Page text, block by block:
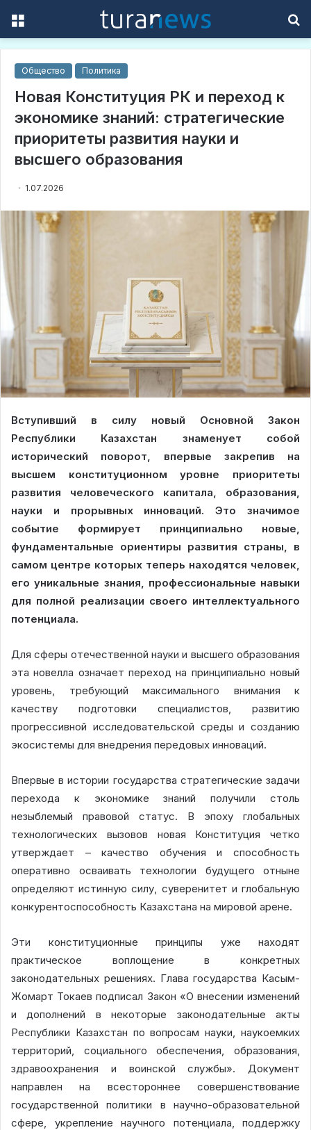
Общество Политика
Новая Конституция РК и переход к
экономике знаний: стратегические
приоритеты развития науки и
высшего образования
1.07.2026
Вступивший в силу новый Основной Закон
Республики Казахстан знаменует собой
исторический поворот, впервые закрепив на
высшем конституционном уровне приоритеты
развития человеческого капитала, образования,
науки и прорывных инноваций. Это значимое
событие формирует принципиально новые,
фундаментальные ориентиры развития страны, в
самом центре которых теперь находятся человек,
его уникальные знания, профессиональные навыки
для полной реализации своего интеллектуального
потенциала.
Для сферы отечественной науки и высшего образования
эта новелла означает переход на принципиально новый
уровень, требующий максимального внимания к
качеству подготовки специалистов, развитию
прогрессивной исследовательской среды и созданию
экосистемы для внедрения передовых инноваций.
Впервые в истории государства стратегические задачи
перехода к экономике знаний получили столь
незыблемый правовой статус. В эпоху глобальных
технологических вызовов новая Конституция четко
утверждает – качество обучения и способность
оперативно осваивать технологии будущего отныне
определяют истинную силу, суверенитет и глобальную
конкурентоспособность Казахстана на мировой арене.
Эти конституционные принципы уже находят
практическое воплощение в конкретных
законодательных решениях. Глава государства Касым-
Жомарт Токаев подписал Закон «О внесении изменений
и дополнений в некоторые законодательные акты
Республики Казахстан по вопросам науки, наукоемких
территорий, социального обеспечения, образования,
здравоохранения и воинской службы». Документ
направлен на всестороннее совершенствование
государственной политики в научно-образовательной
сфере, укрепление научного потенциала, поддержку